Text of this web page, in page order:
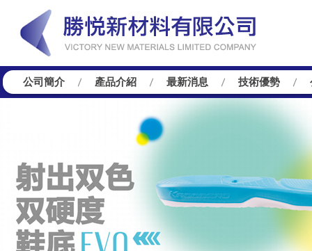
公司簡介 產品介紹 最新消息 技術優勢